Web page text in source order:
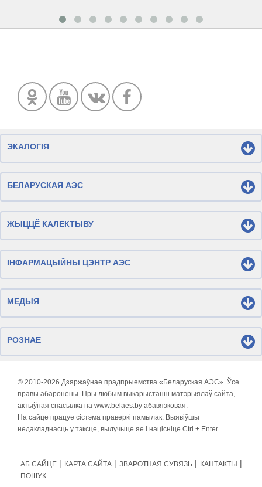
ЭКАЛОГІЯ
БЕЛАРУСКАЯ АЭС
ЖЫЦЦЁ КАЛЕКТЫВУ
ІНФАРМАЦЫЙНЫ ЦЭНТР АЭС
МЕДЫЯ
РОЗНАЕ
© 2010-2026 Дзяржаўнае прадпрыемства «Беларуская АЭС». Ўсе
правы абаронены. Пры любым выкарыстанні матэрыялаў сайта,
актыўная спасылка на www.belaes.by абавязковая.
На сайце працуе сістэма праверкі памылак. Выявіўшы
недакладнасць у тэксце, вылучыце яе і націсніце Ctrl + Enter.
АБ САЙЦЕ КАРТА САЙТА ЗВАРОТНАЯ СУВЯЗЬ
КАНТАКТЫ
ПОШУК